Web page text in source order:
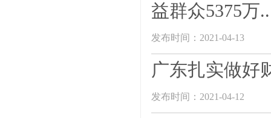
益群众5375万
发布时间：2021-04-13
广东扎实做好
发布时间：2021-04-12